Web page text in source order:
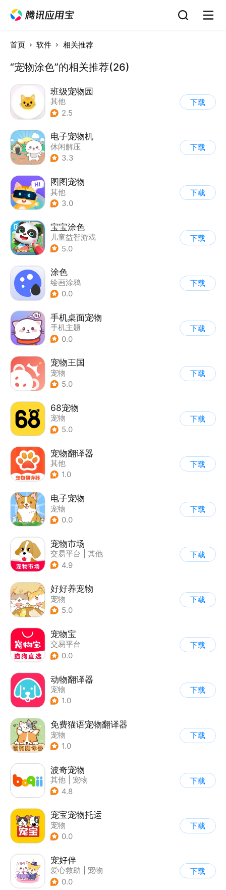
首页 软件 相关推荐
“宠物涂色”的相关推荐(26)
班级宠物园
其他
2.5
下载
电子宠物机
休闲解压
3.3
下载
图图宠物
其他
3.0
下载
宝宝涂色
儿童益智游戏
5.0
下载
涂色
绘画涂鸦
0.0
下载
手机桌面宠物
手机主题
0.0
下载
宠物王国
宠物
5.0
下载
68宠物
宠物
5.0
下载
宠物翻译器
其他
1.0
下载
电子宠物
宠物
0.0
下载
宠物市场
交易平台
其他
4.9
下载
好好养宠物
宠物
5.0
下载
宠物宝
交易平台
0.0
下载
动物翻译器
宠物
1.0
下载
免费猫语宠物翻译器
宠物
1.0
下载
波奇宠物
其他
宠物
4.8
下载
宠宝宠物托运
宠物
0.0
下载
宠好伴
爱心救助
宠物
0.0
下载